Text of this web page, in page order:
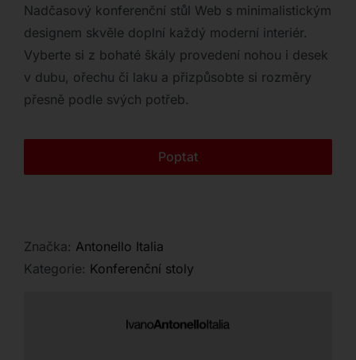
Katalog
Značky
Outlet
Kontakt
Nadčasový konferenční stůl Web s minimalistickým
designem skvěle doplní každý moderní interiér.
Vyberte si z bohaté škály provedení nohou i desek
v dubu, ořechu či laku a přizpůsobte si rozměry
přesně podle svých potřeb.
Poptat
Značka: Antonello Italia
Kategorie: Konferenční stoly